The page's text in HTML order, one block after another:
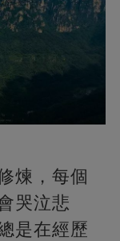
煉，每個
哭泣悲
是在經歷